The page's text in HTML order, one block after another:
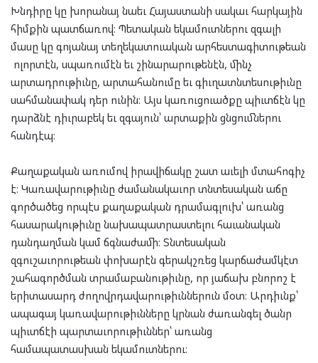
Խնդիրը կը խորանայ նաեւ Հայաստանի սակաւ հարկային
հիմքին պատճառով։ Պետական եկամուտներու զգալի
մասը կը գոյանայ տեղեկատուական արհեստագիտութեան
ոլորտէն, սպառումէն եւ շինարարութենէն, մինչ
արտադրութիւնը, արտահանումը եւ գիւղատնտեսութիւնը
սահմանափակ դեր ունին։ Այս կառուցուածքը պիւտճէն կը
դարձնէ դիւրաբեկ եւ զգայուն՝ արտաքին ցնցումներու
հանդէպ։
Քաղաքական առումով իրավիճակը շատ աւելի մտահոգիչ
է։ Կառավարութիւնը ժամանակաւոր տնտեսական աճը
գործածեց որպէս քաղաքական դրամագլուխ՝ առանց
հասարակութիւնը նախապատրաստելու հաւանական
դանդաղման կամ ճգնաժամի։ Տնտեսական
զգուշաւորութեան փոխարէն գերակշռեց կարճաժամկէտ
շահագործման տրամաբանութիւնը, որ յաճախ բնորոշ է
երիտասարդ ժողովրդավարութիւններուն մօտ։ Արդիւնք՝
ապագայ կառավարութիւնները կրնան ժառանգել ծանր
պիւտճէի պարտաւորութիւններ՝ առանց
համապատասխան եկամուտներու։